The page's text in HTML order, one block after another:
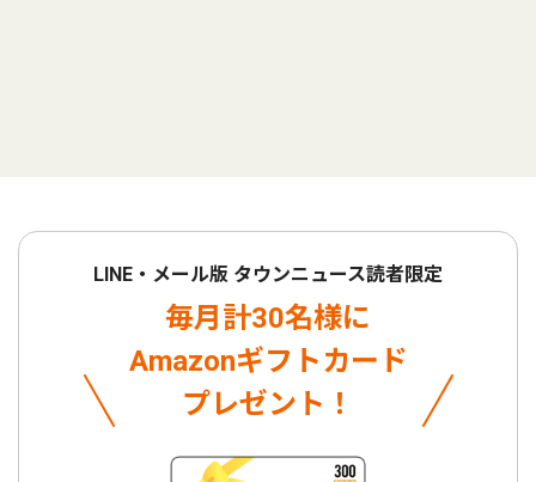
LINE・メール版 タウンニュース読者限定
毎月計30名様に
Amazonギフトカード
プレゼント！